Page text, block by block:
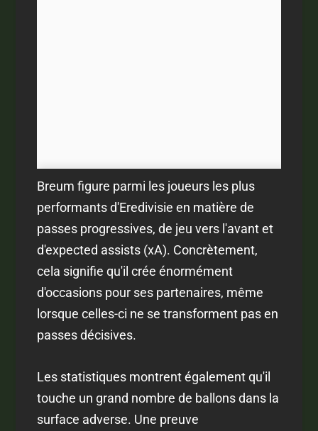
Breum figure parmi les joueurs les plus
performants d'Eredivisie en matière de
passes progressives, de jeu vers l'avant et
d'expected assists (xA). Concrètement,
cela signifie qu'il crée énormément
d'occasions pour ses partenaires, même
lorsque celles-ci ne se transforment pas en
passes décisives.
Les statistiques montrent également qu'il
touche un grand nombre de ballons dans la
surface adverse. Une preuve